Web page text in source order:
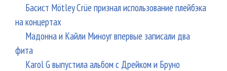
Басист Mötley Crüe признал использование плейбэка
на концертах
Мадонна и Кайли Миноуг впервые записали два
фита
Karol G выпустила альбом с Дрейком и Бруно